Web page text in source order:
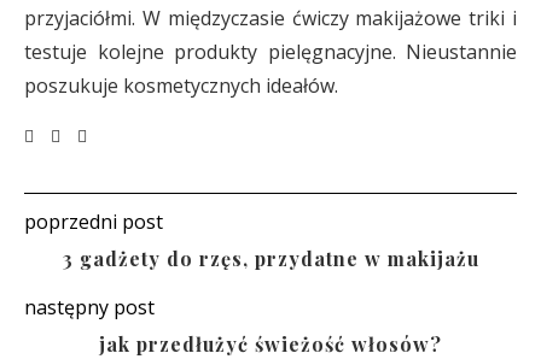
przyjaciółmi. W międzyczasie ćwiczy makijażowe triki i
testuje kolejne produkty pielęgnacyjne. Nieustannie
poszukuje kosmetycznych ideałów.
poprzedni post
3 gadżety do rzęs, przydatne w makijażu
następny post
jak przedłużyć świeżość włosów?